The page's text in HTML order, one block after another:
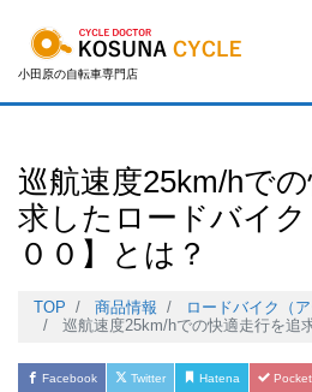
小田原の自転車専門店
巡航速度25km/hで
求したロードバイク
００】とは？
TOP 商品情報
ロードバイク（ア
巡航速度25km/hでの快適走行を追求したロー
Facebook Twitter Hatena Pocket